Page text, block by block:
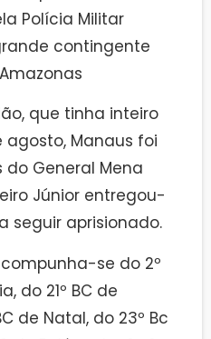
Polícia Militar
contingente
que tinha inteiro
agosto, Manaus foi
General Mena
Júnior entregou-
seguir aprisionado.
se do 2º
do 21º BC de
de Natal, do 23º Bc